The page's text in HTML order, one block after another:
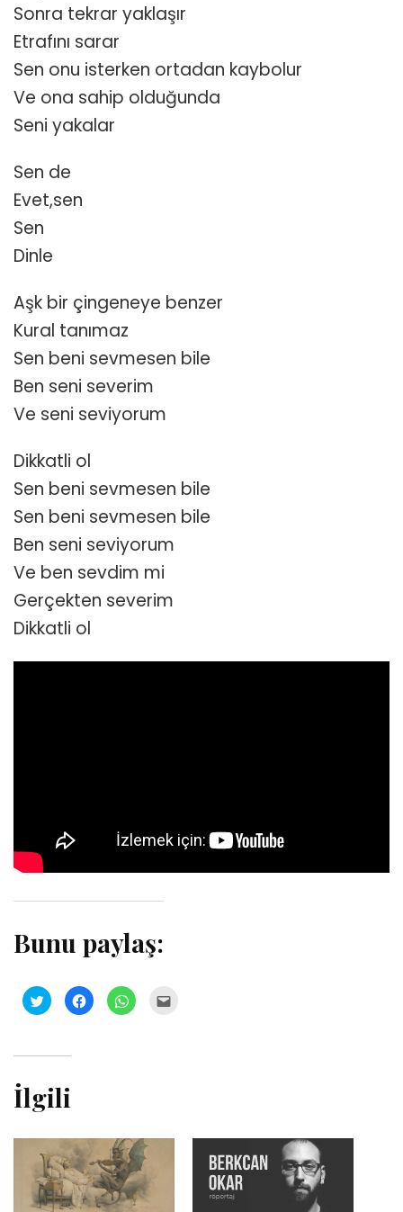
Sonra tekrar yaklaşır
Etrafını sarar
Sen onu isterken ortadan kaybolur
Ve ona sahip olduğunda
Seni yakalar
Sen de
Evet,sen
Sen
Dinle
Aşk bir çingeneye benzer
Kural tanımaz
Sen beni sevmesen bile
Ben seni severim
Ve seni seviyorum
Dikkatli ol
Sen beni sevmesen bile
Sen beni sevmesen bile
Ben seni seviyorum
Ve ben sevdim mi
Gerçekten severim
Dikkatli ol
Bunu paylaş:
Twitter
üzerinde
paylaşmak
Facebook'ta
paylaşmak
WhatsApp'ta
paylaşmak
İlgili